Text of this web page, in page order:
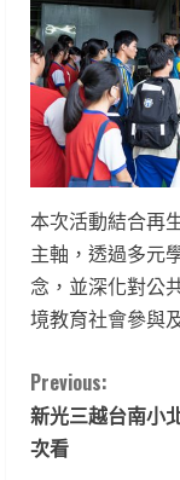
本次活動結合再
主軸，透過多元
念，並深化對公
境教育社會參與
C
o
Previous:
新光三越台南小
次看